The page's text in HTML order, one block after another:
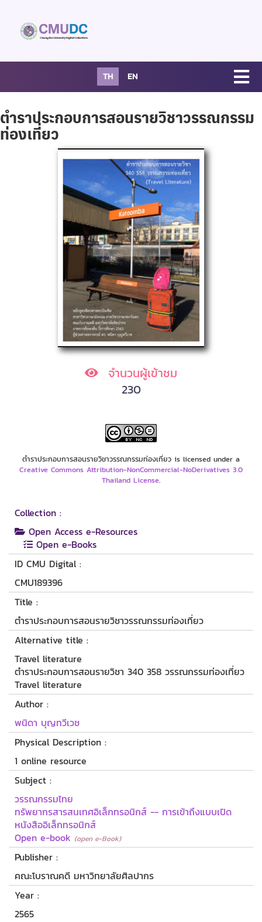
TH EN
ตำราประกอบการสอนรายวิชาวรรณกรรม
ท่องเที่ยว
จำนวนผู้เข้าชม
230
ตำราประกอบการสอนรายวิชาวรรณกรรมท่องเที่ยว is licensed under a
Creative Commons Attribution-NonCommercial-NoDerivatives 3.0
Thailand License.
Collection :
Open Access e-Resources
Open e-Books
ID CMU Digital :
CMU189396
Title :
ตำราประกอบการสอนรายวิชาวรรณกรรมท่องเที่ยว
Alternative title :
Travel literature
ตำราประกอบการสอนรายวิชา 340 358 วรรณกรรมท่องเที่ยว
Travel literature
Author :
พนิดา บุญทวีเวช
Physical Description :
1 online resource
Subject :
วรรณกรรมไทย
ทรัพยากรสารสนเทศอิเล็กทรอนิกส์ -- การเข้าถึงแบบเปิด
หนังสืออิเล็กทรอนิกส์
Open e-book (open e-Book)
Publisher :
คณะโบราณคดี มหาวิทยาลัยศิลปากร
Year :
2565